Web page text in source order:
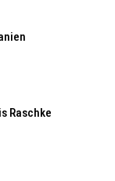
Raschke